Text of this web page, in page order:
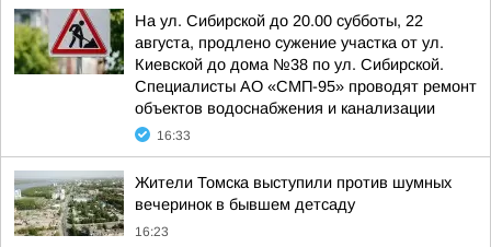
На ул. Сибирской до 20.00 субботы, 22
августа, продлено сужение участка от ул.
Киевской до дома №38 по ул. Сибирской.
Специалисты АО «СМП-95» проводят ремонт
объектов водоснабжения и канализации
16:33
Жители Томска выступили против шумных
вечеринок в бывшем детсаду
16:23